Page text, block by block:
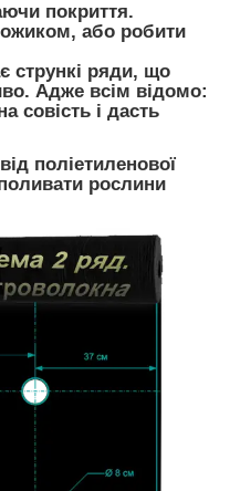
покриття.
або робити
стрункі ряди, що
Адже всім відомо:
совість і дасть
поліетиленової
рослини